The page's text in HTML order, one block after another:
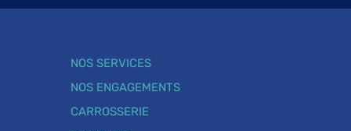
NOS SERVICES
NOS ENGAGEMENTS
CARROSSERIE